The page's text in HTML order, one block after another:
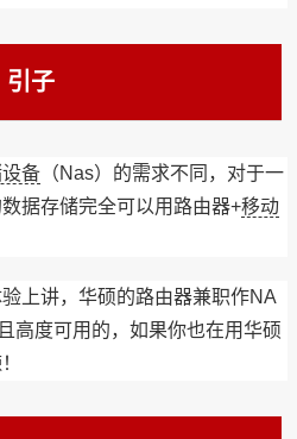
引子
备 （Nas）的需求不同，对于一
据存储完全可以用路由器+移动
上讲，华硕的路由器兼职作NA
高度可用的，如果你也在用华硕